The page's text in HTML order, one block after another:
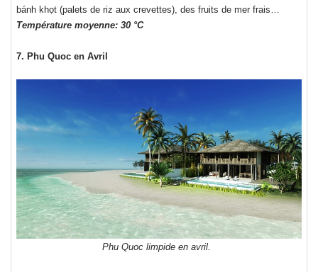
bánh khọt (palets de riz aux crevettes), des fruits de mer frais…
Température moyenne: 30 °C
7. Phu Quoc en Avril
Phu Quoc limpide en avril.